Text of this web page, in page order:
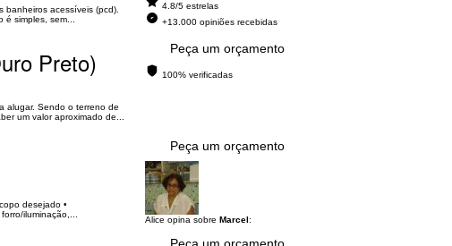
acessíveis (pcd).
simples, sem...
Preto)
alugar. Sendo o terreno de
um valor aproximado de...
Peça um orçamento
desejado •
iluminação,...
Peça um orçamento
4.8/5 estrelas
+13.000 opiniões recebidas
100% verificadas
Alice opina sobre Marcel: